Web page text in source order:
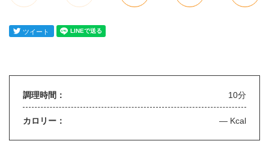
調理時間： 10分
カロリー： — Kcal